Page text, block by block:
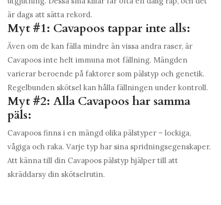
är dags att sätta rekord.
Myt #1: Cavapoos tappar inte alls:
Även om de kan fälla mindre än vissa andra raser, är
Cavapoos inte helt immuna mot fällning. Mängden
varierar beroende på faktorer som pälstyp och genetik.
Regelbunden skötsel kan hålla fällningen under kontroll.
Myt #2: Alla Cavapoos har samma
päls:
Cavapoos finns i en mängd olika pälstyper – lockiga,
vågiga och raka. Varje typ har sina spridningsegenskaper.
Att känna till din Cavapoos pälstyp hjälper till att
skräddarsy din skötselrutin.